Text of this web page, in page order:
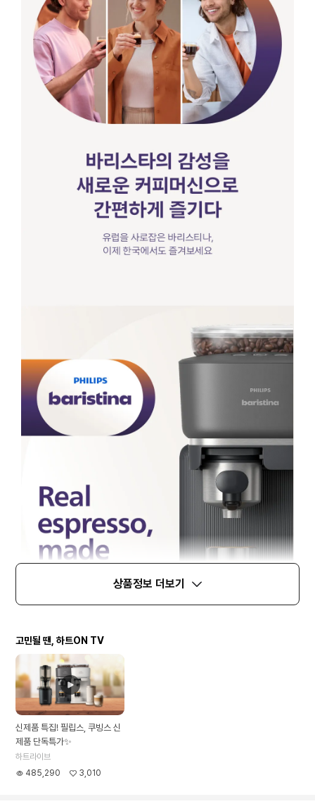
상품정보 더보기
고민될 땐, 하트ON TV
신제품 특집! 필립스, 쿠빙스 신
제품 단독특가✨
하트라이브
485,290
3,010